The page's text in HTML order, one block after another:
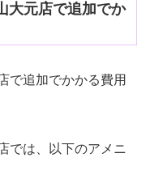
大元店で追加でか
で追加でかかる費用
では、以下のアメニ